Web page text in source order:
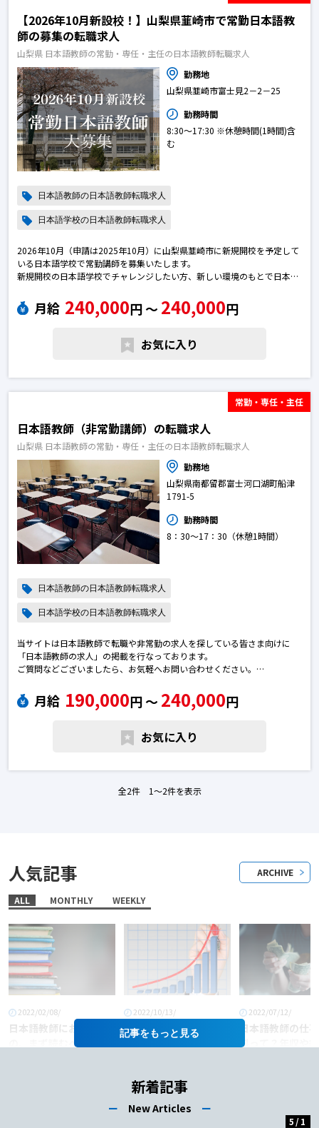
【2026年10月新設校！】山梨県韮崎市で常勤日本語教
師の募集の転職求人
山梨県 日本語教師の常勤・専任・主任の日本語教師転職求人
勤務地
山梨県韮崎市富士見2－2－25
勤務時間
8:30～17:30 ※休憩時間(1時間)含
む
日本語教師の日本語教師転職求人
日本語学校の日本語教師転職求人
2026年10月（申請は2025年10月）に山梨県韮崎市に新規開校を予定して
いる日本語学校で常勤講師を募集いたします。
新規開校の日本語学校でチャレンジしたい方、新しい環境のもとで日本語
師の転職求人
月給 240,000円 〜 240,000円
お気に入り
常勤・専任・主任
日本語教師（非常勤講師）の転職求人
山梨県 日本語教師の常勤・専任・主任の日本語教師転職求人
勤務地
山梨県南都留郡富士河口湖町船津
1791-5
勤務時間
8：30〜17：30（休憩1時間）
日本語教師の日本語教師転職求人
日本語学校の日本語教師転職求人
当サイトは日本語教師で転職や非常勤の求人を探している皆さま向けに
「日本語教師の求人」の掲載を行なっております。
ご質問などございましたら、お気軽へお問い合わせください。
※求人によっては募集が終了している場合がございます。予めご了承下さ
い。日本語教師の転職求人
月給 190,000円 〜 240,000円
お気に入り
全2件 1〜2件を表示
人気記事
ALL MONTHLY WEEKLY
ARCHIVE
2022/02/08/
日本語教師におすすめ
の、まず読むべき本6
2022/10/13/
「日本語教師」という
職業に将来性はある
2022/07/12/
日本語教師の仕
料って？年収や
記事を
新着記事
ー New Articles ー
5 /1